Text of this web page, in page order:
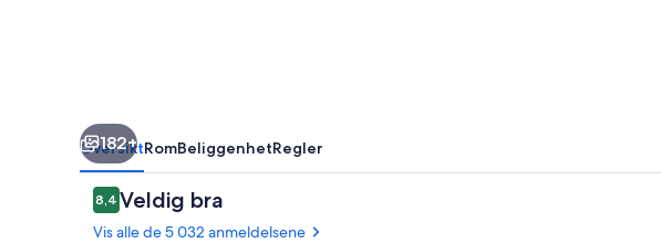
182+
OversiktRomBeliggenhetRegler
Anmeldelser
8,48,4 av 10 –
Veldig bra
Vis alle de 5 032 anmeldelsene